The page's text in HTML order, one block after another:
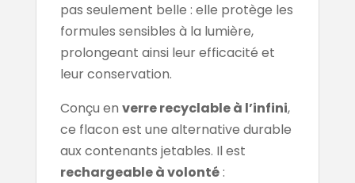
pas seulement belle : elle protège les
formules sensibles à la lumière,
prolongeant ainsi leur efficacité et
leur conservation.
Conçu en verre recyclable à l’infini,
ce flacon est une alternative durable
aux contenants jetables. Il est
rechargeable à volonté: